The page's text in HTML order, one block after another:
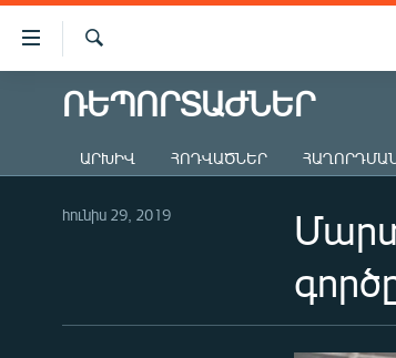
Մատչելիության
հղումներ
հիմնական
մենյուին
ԱԶԱՏՈՒԹՅՈՒՆ TV
ՔԱՂԱՔԱԿԱՆ
ԸՆՏՐՈՒԹՅՈՒՆՆԵՐ 2026
ՌԵՊՈՐՏԱԺՆԵՐ
ԱՐԽԻՎ ՀՈԴՎԱԾՆԵՐ
հունիս 29, 2019